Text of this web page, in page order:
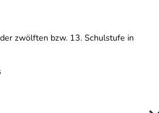
zwölften bzw. 13. Schulstufe in